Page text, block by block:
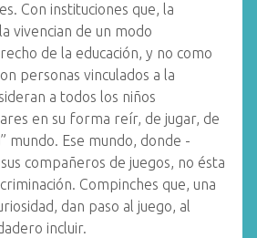
Con instituciones que, la
vivencian de un modo
de la educación, y no como
personas vinculados a la
a todos los niños
en su forma reír, de jugar, de
mundo. Ese mundo, donde -
compañeros de juegos, no ésta
Compinches que, una
dan paso al juego, al
incluir.